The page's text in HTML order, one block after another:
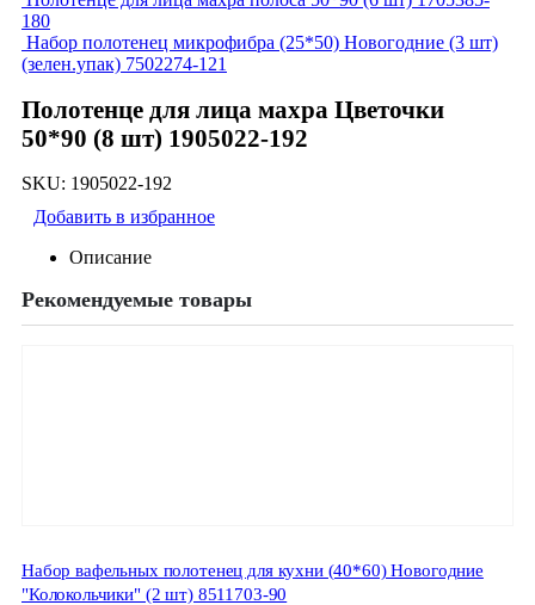
180
Набор полотенец микрофибра (25*50) Новогодние (3 шт)
(зелен.упак) 7502274-121
Полотенце для лица махра Цветочки
50*90 (8 шт) 1905022-192
SKU: 1905022-192
Добавить в избранное
Описание
Рекомендуемые товары
Набор вафельных полотенец для кухни (40*60) Новогодние
"Колокольчики" (2 шт) 8511703-90